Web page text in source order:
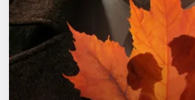
События
Города
Площадки